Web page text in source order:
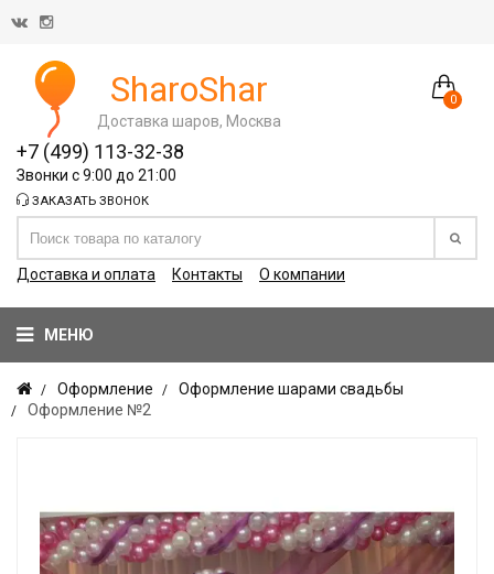
0
SharoShar
Доставка шаров, Москва
+7 (499) 113-32-38
Звонки с 9:00 до 21:00
ЗАКАЗАТЬ ЗВОНОК
Доставка и оплата Контакты О компании
МЕНЮ
Оформление
Оформление шарами свадьбы
Оформление №2